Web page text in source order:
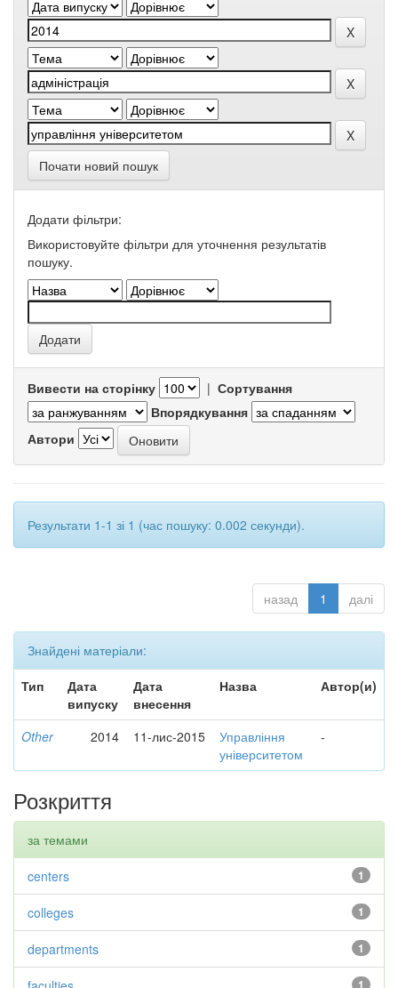
Почати новий пошук
Додати фільтри:
Використовуйте фільтри для уточнення результатів
пошуку.
Вивести на сторінку | Сортування
Впорядкування
Автори
Результати 1-1 зі 1 (час пошуку: 0.002 секунди).
назад 1 далі
Знайдені матеріали:
Тип
Дата
випуску
Дата
внесення
Назва Автор(и)
Other 2014 11-лис-2015
Управління
університетом
-
Розкриття
за темами
1
centers
1
colleges
1
departments
1